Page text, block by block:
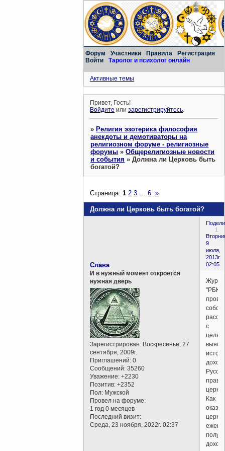
Форум Участники Правила
Регистрация
Войти
Таролог и психолог онлайн
Активные темы
Привет, Гость!
Войдите илизарегистрируйтесь.
»Религия эзотерика философия
анекдоты и демотиваторы на
религиозном форуме - религиозные
форумы »Общерелигиозные новости
и события »Должна ли Церковь быть
богатой?
Должна ли Церковь быть богатой?
Страница:1 2 3 6 »
1
9
июля,
2013г.
02:05
Слава
И в нужный момент откроется
нужная дверь
Зарегистрирован: Воскресенье, 27
сентября, 2009г.
Приглашений: 0
Сообщений: 35260
Уважение: +2230
Позитив: +2352
Пол: Мужской
Провел на форуме:
1 год 0 месяцев
Последний визит:
Среда, 23 ноября, 2022г. 02:37
"РБК"
с
целью
Как
доход